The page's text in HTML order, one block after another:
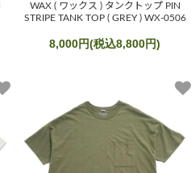
WAX ( ワックス ) タンクトップ PIN
STRIPE TANK TOP ( GREY ) WX-0506
8,000円(税込8,800円)